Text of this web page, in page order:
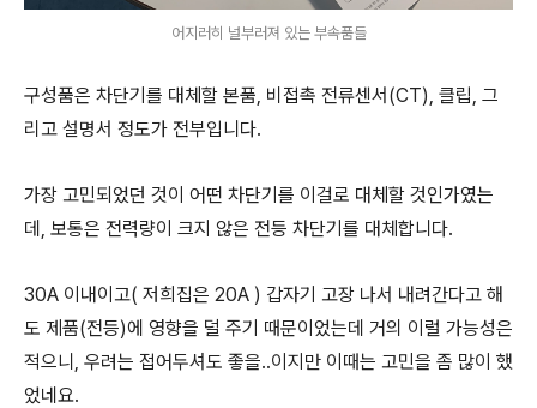
어지러히 널부러져 있는 부속품들
구성품은 차단기를 대체할 본품, 비접촉 전류센서(CT), 클립, 그
리고 설명서 정도가 전부입니다.
가장 고민되었던 것이 어떤 차단기를 이걸로 대체할 것인가였는
데, 보통은 전력량이 크지 않은 전등 차단기를 대체합니다.
30A 이내이고( 저희집은 20A ) 갑자기 고장 나서 내려간다고 해
도 제품(전등)에 영향을 덜 주기 때문이었는데 거의 이럴 가능성은
적으니, 우려는 접어두셔도 좋을..이지만 이때는 고민을 좀 많이 했
었네요.